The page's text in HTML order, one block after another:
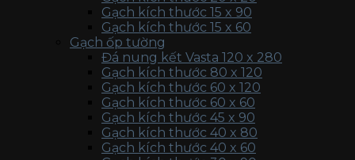
Gạch kích thước 15 x 90
Gạch kích thước 15 x 60
Gạch ốp tường
Đá nung kết Vasta 120 x 280
Gạch kích thước 80 x 120
Gạch kích thước 60 x 120
Gạch kích thước 60 x 60
Gạch kích thước 45 x 90
Gạch kích thước 40 x 80
Gạch kích thước 40 x 60